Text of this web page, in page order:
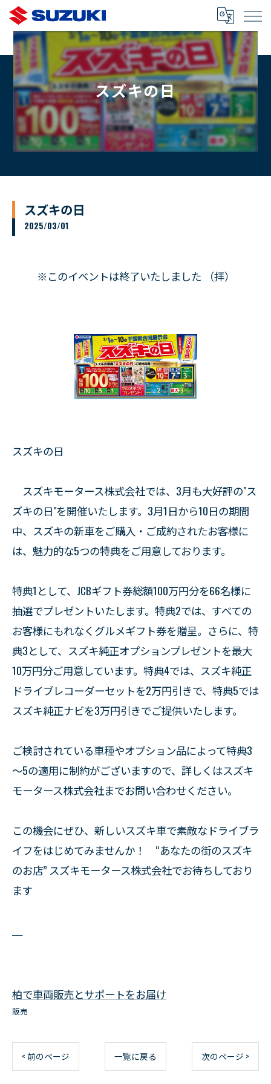
スズキの日
スズキの日
2025/03/01
※このイベントは終了いたしました （拝）
スズキの日
スズキモータース株式会社では、3月も大好評の"ス
ズキの日"を開催いたします。3月1日から10日の期間
中、スズキの新車をご購入・ご成約されたお客様に
は、魅力的な5つの特典をご用意しております。
特典1として、JCBギフト券総額100万円分を66名様に
抽選でプレゼントいたします。特典2では、すべての
お客様にもれなくグルメギフト券を贈呈。さらに、特
典3として、スズキ純正オプションプレゼントを最大
10万円分ご用意しています。特典4では、スズキ純正
ドライブレコーダーセットを2万円引きで、特典5では
スズキ純正ナビを3万円引きでご提供いたします。
ご検討されている車種やオプション品によって特典3
～5の適用に制約がございますので、詳しくはスズキ
モータース株式会社までお問い合わせください。
この機会にぜひ、新しいスズキ車で素敵なドライブラ
イフをはじめてみませんか！ “あなたの街のスズキ
のお店” スズキモータース株式会社でお待ちしており
ます
柏で車両販売とサポートをお届け
販売
< 前のページ 一覧に戻る 次のページ >